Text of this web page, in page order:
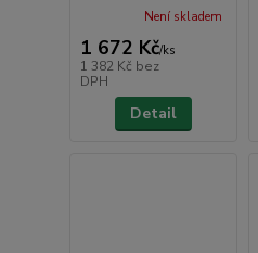
1 672 Kč/ks
1 382 Kč bez
DPH
Není skladem
Detail